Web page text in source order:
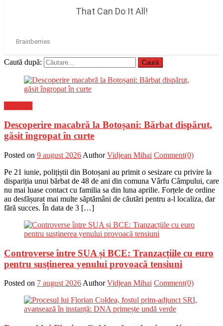
Caută după:
Descoperire macabră la Botoșani: Bărbat dispărut,
găsit îngropat în curte
Posted on 9 august 2026 Author Vidjean Mihai Comment(0)
Pe 21 iunie, polițiștii din Botoșani au primit o sesizare cu privire la
dispariția unui bărbat de 48 de ani din comuna Vârfu Câmpului, care
nu mai luase contact cu familia sa din luna aprilie. Forțele de ordine
au desfășurat mai multe săptămâni de căutări pentru a-l localiza, dar
fără succes. În data de 3 […]
Controverse între SUA și BCE: Tranzacțiile cu euro
pentru susținerea yenului provoacă tensiuni
Posted on 7 august 2026Author Vidjean Mihai Comment(0)